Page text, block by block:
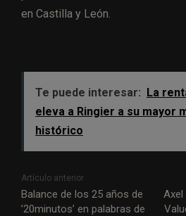
en Castilla y León.
Te puede interesar: La
eleva a Ringier a su mayor
histórico
Artículo anterior
Balance de los 25 años de
’20minutos’ en palabras de